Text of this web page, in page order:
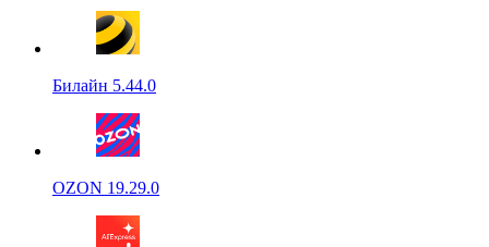
Билайн 5.44.0
OZON 19.29.0